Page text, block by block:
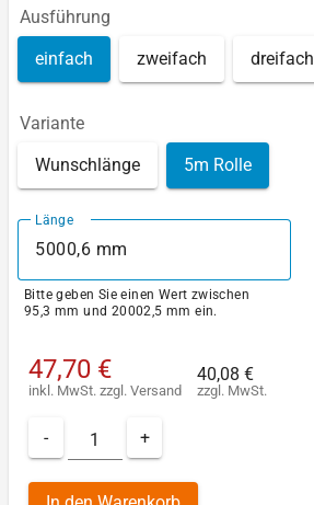
Ausführung
einfach zweifach dreifach
Variante
Wunschlänge 5m Rolle
Länge
Bitte geben Sie einen Wert zwischen
95,3 mm und 20002,5 mm ein.
47,70 €
inkl. MwSt. zzgl. Versand
40,08 €
zzgl. MwSt.
- +